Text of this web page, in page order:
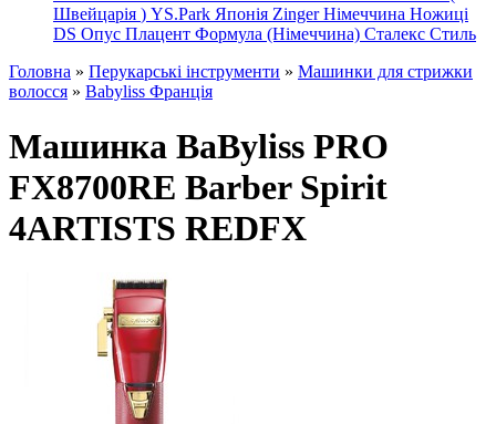
Швейцарія ) YS.Park Японія Zinger Німеччина Ножиці
DS Опус Плацент Формула (Німеччина) Сталекс Стиль
Головна » Перукарські інструменти » Машинки для стрижки
волосся » Babyliss Франція
Машинка BaByliss PRO
FX8700RE Barber Spirit
4ARTISTS REDFX